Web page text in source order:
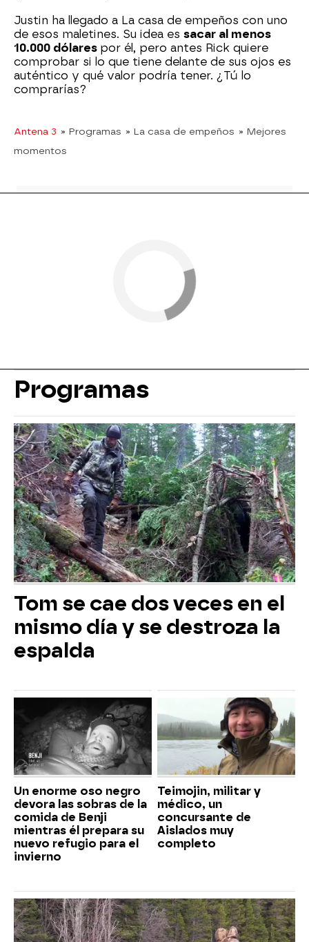
Justin ha llegado a La casa de empeños con uno
de esos maletines. Su idea es sacar al menos
10.000 dólares por él, pero antes Rick quiere
comprobar si lo que tiene delante de sus ojos es
auténtico y qué valor podría tener. ¿Tú lo
comprarías?
Antena 3 » Programas » La casa de empeños » Mejores
momentos
Programas
Tom se cae dos veces en el
mismo día y se destroza la
espalda
Un enorme oso negro
devora las sobras de la
comida de Benji
mientras él prepara su
nuevo refugio para el
invierno
Teimojin, militar y
médico, un
concursante de
Aislados muy
completo